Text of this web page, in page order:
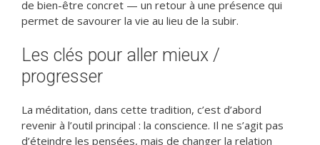
de bien-être concret — un retour à une présence qui
permet de savourer la vie au lieu de la subir.
Les clés pour aller mieux /
progresser
La méditation, dans cette tradition, c’est d’abord
revenir à l’outil principal : la conscience. Il ne s’agit pas
d’éteindre les pensées, mais de changer la relation